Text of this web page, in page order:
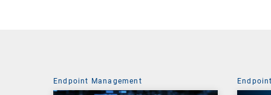
Endpoint Management